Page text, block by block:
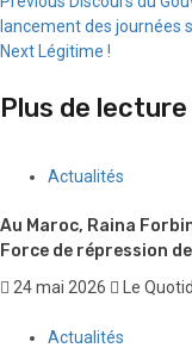
Reading
lancement des journées
Next Légitime !
Plus de lecture
Actualités
Au Maroc, Raina
Force de répression
24 mai 2026 Le
Actualités